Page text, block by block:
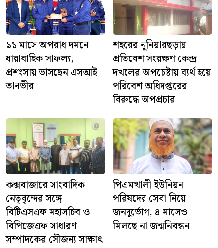
১১ মাসে অপরাধ দমনে
ধারাবাহিক সাফল্য,
প্রশংসায় ভাসছেন এসআই
তানভীর
শহরের নুনিয়ারছড়ায়
প্রতিবেশ সংরক্ষণ কেন্দ্র
দখলের অপচেষ্টায় ব্যর্থ হয়ে
পরিবেশ অধিদপ্তরের
বিরুদ্ধে অপপ্রচার
কক্সবাজারে সাংবাদিক
নেতৃবৃন্দের সঙ্গে
বিটিএসএফ মহাসচিব ও
বিপিজেএফ সাধারণ
সম্পাদকের সৌজন্য সাক্ষাৎ
পিএমখালী ইউনিয়ন
পরিষদের সেবা নিয়ে
জনদুর্ভোগ, ৪ মাসেও
মিলছে না জন্মনিবন্ধন